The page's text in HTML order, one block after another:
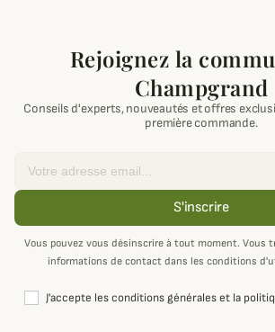
Rejoignez la
Champgrand
Conseils d'experts, nouveautés et offres
première commande.
S'inscrire
Vous pouvez vous désinscrire à tout moment. Vous
informations de contact dans les conditions
J'accepte les conditions générales et la